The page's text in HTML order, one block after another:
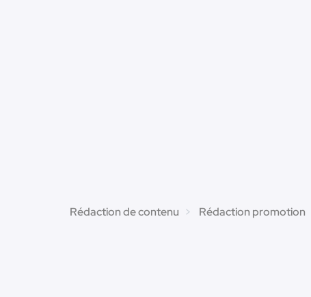
Rédaction de contenu Rédaction promotion